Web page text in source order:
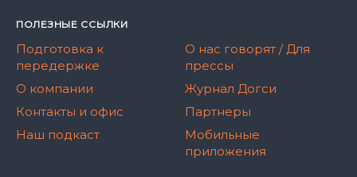
ПОЛЕЗНЫЕ ССЫЛКИ
Подготовка к
передержке
О компании
Контакты и офис
Наш подкаст
О нас говорят / Для
прессы
Журнал Догси
Партнеры
Мобильные
приложения